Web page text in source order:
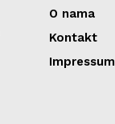
O nama
Kontakt
Impressum